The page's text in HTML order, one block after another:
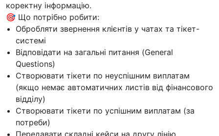
коректну інформацію.
🎯 Що потрібно робити:
Обробляти звернення клієнтів у чатах та тікет-
системі
Відповідати на загальні питання (General
Questions)
Створювати тікети по неуспішним виплатам
(якщо немає автоматичних листів від фінансового
відділу)
Створювати тікети по успішним виплатам (за
потреби)